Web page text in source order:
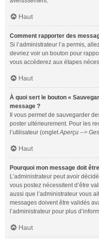
Haut
Comment rapporter des
Si l’administrateur l’a permis,
devriez voir un bouton pour
vous accéderez aux étapes
Haut
À quoi sert le bouton «
message ?
Il vous permet de sauvegarder
poster ultérieurement. Pour les
l’utilisateur (ongletAperçu -->
Haut
Pourquoi mon message doit
L’administrateur peut avoir
vous postez nécessitent d’être
aussi que l’administrateur vous
messages doivent être validés
l’administrateur pour plus
Haut